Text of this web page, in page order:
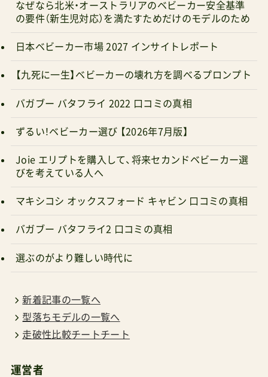
なぜなら北米・オーストラリアのベビーカー安全基準
の要件（新生児対応）を満たすためだけのモデルのため
日本ベビーカー市場 2027 インサイトレポート
【九死に一生】ベビーカーの壊れ方を調べるプロンプト
バガブー バタフライ 2022 口コミの真相
ずるい！ベビーカー選び 【2026年7月版】
Joie エリプトを購入して、将来セカンドベビーカー選
びを考えている人へ
マキシコシ オックスフォード キャビン 口コミの真相
バガブー バタフライ2 口コミの真相
選ぶのがより難しい時代に
新着記事の一覧へ
型落ちモデルの一覧へ
走破性比較チートチート
運営者